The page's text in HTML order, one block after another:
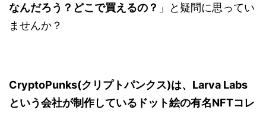
なんだろう？どこで買えるの？ 」と疑問に思ってい
ませんか？
CryptoPunks(クリプトパンクス)は、 Larva Labs
という会社が制作しているドット絵の有名NFTコレ